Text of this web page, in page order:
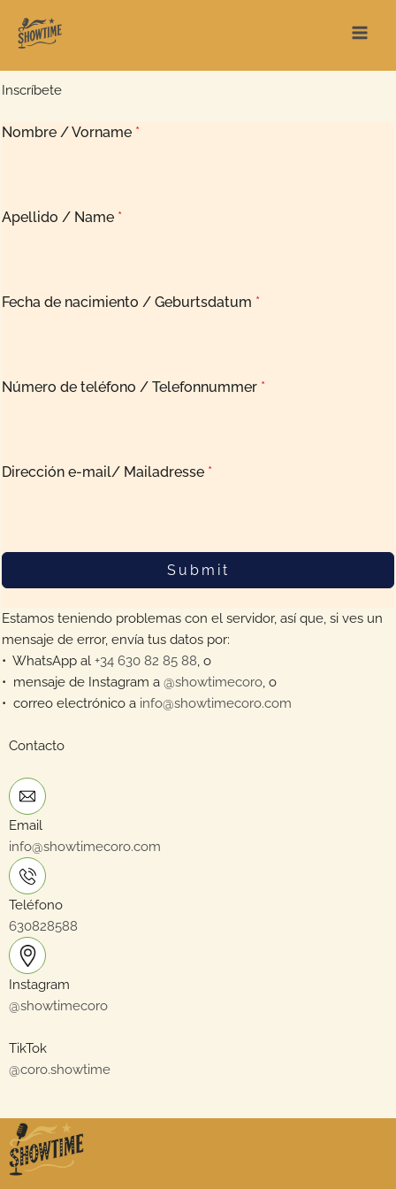
contenido
Inscríbete
Nombre / Vorname *
Apellido / Name *
Fecha de nacimiento / Geburtsdatum *
Número de teléfono / Telefonnummer *
Dirección e-mail/ Mailadresse *
Submit
Estamos teniendo problemas con el servidor, así que, si ves un
mensaje de error, envía tus datos por:
•⁠ ⁠WhatsApp al +34 630 82 85 88 , o
•⁠ ⁠mensaje de Instagram a @showtimecoro , o
•⁠ ⁠correo electrónico a info@showtimecoro.com
Contacto
Email
info@showtimecoro.com
Teléfono
630828588
Instagram
@showtimecoro
TikTok
@coro.showtime